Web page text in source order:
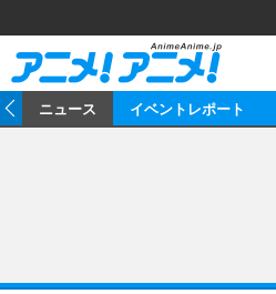
ニュース イベントレポート